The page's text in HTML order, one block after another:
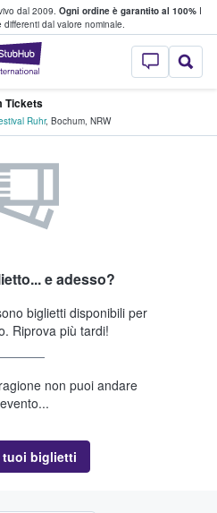
dal 2009. Ogni ordine è garantito al 100%I
dal valore nominale.
StubHub - Dove
biglietti
Tickets
Ruhr, Bochum, NRW
e adesso?
biglietti disponibili per
Riprova più tardi!
non puoi andare
tuoi biglietti